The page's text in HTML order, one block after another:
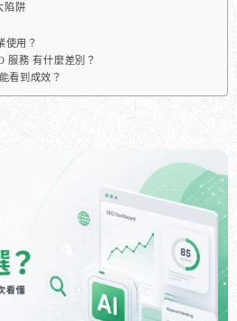
陷阱
使用？
服務 有什麼差別？
看到成效？